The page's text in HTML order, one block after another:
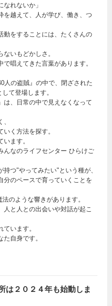
なれないか」
を越えて、人が学び、働き、つ
動をすることには、たくさんの
いもどかしさ。
唱えてきた言葉があります。
人の盗賊』の中で、閉ざされた
て登場します。
は、日常の中で見えなくなって
く方法を探す。
ます。
んなのライフセンター ひらけご
つ"やってみたい"という種が、
分のペースで育っていくことを
のような響きがあります。
と人との出会いや対話が起こ
います。
自身です。
は２０２４年も始動しま